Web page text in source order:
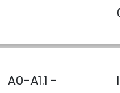
A0-A1.1 -